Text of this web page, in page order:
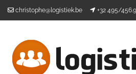
christophe@logistiek.be +32 495/